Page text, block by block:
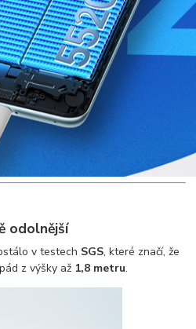
odolnější
v testech SGS, které značí, že
z výšky až 1,8 metru.